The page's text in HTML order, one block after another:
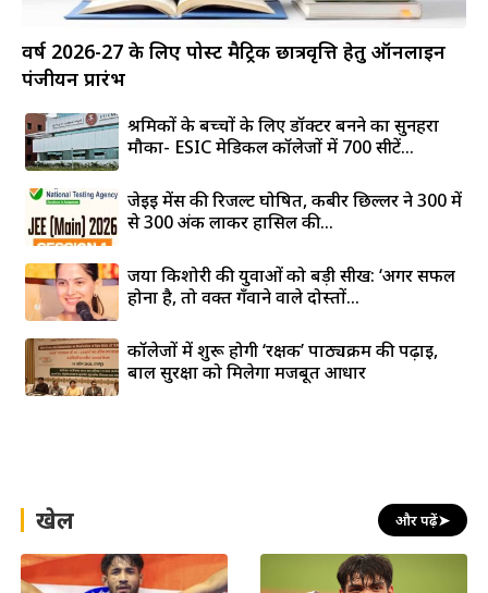
वर्ष 2026-27 के लिए पोस्ट मैट्रिक छात्रवृत्ति हेतु ऑनलाइन
पंजीयन प्रारंभ
श्रमिकों के बच्चों के लिए डॉक्टर बनने का सुनहरा
मौका- ESIC मेडिकल कॉलेजों में 700 सीटें...
जेईई मेंस की रिजल्ट घोषित, कबीर छिल्लर ने 300 में
से 300 अंक लाकर हासिल की...
जया किशोरी की युवाओं को बड़ी सीख: ‘अगर सफल
होना है, तो वक्त गँवाने वाले दोस्तों...
कॉलेजों में शुरू होगी ‘रक्षक’ पाठ्यक्रम की पढ़ाई,
बाल सुरक्षा को मिलेगा मजबूत आधार
खेल और पढ़ें➤